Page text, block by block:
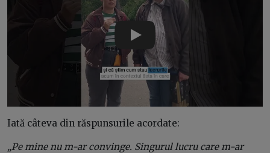
Play
Iată câteva din răspunsurile acordate:
„Pe mine nu m-ar convinge. Singurul lucru care m-ar